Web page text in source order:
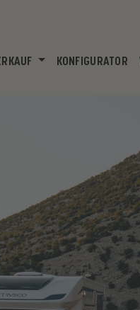
(CURRENT)
KONFIGURATOR